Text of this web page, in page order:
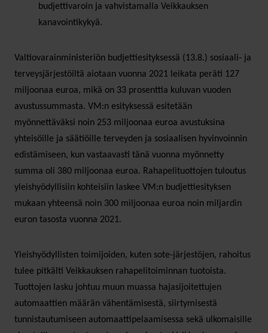
budjettivaroin ja vahvistamalla Veikkauksen
kanavointikykyä.
Valtiovarainministeriön budjettiesityksessä (13.8.) sosiaali- ja
terveysjärjestöiltä aiotaan vuonna 2021 leikata peräti 127
miljoonaa euroa, mikä on 33 prosenttia kuluvan vuoden
avustussummasta. VM:n esityksessä esitetään
myönnettäväksi noin 253 miljoonaa euroa avustuksina
yhteisöille ja säätiöille terveyden ja sosiaalisen hyvinvoinnin
edistämiseen, kun vastaavasti tänä vuonna myönnetty
summa oli 380 miljoonaa euroa. Rahapelituottojen tuloutus
yleishyödyllisiin kohteisiin laskee VM:n budjettiesityksen
mukaan yhteensä noin 300 miljoonaa euroa noin miljardin
euron tasosta vuonna 2021.
Yleishyödyllisten toimijoiden, kuten sote-järjestöjen, rahoitus
tulee pitkälti Veikkauksen rahapelitoiminnan tuotoista.
Tuottojen lasku johtuu muun muassa hajasijoitettujen
automaattien määrän vähentämisestä, siirtymisestä
tunnistautumiseen automaattipelaamisessa sekä ulkomaisille